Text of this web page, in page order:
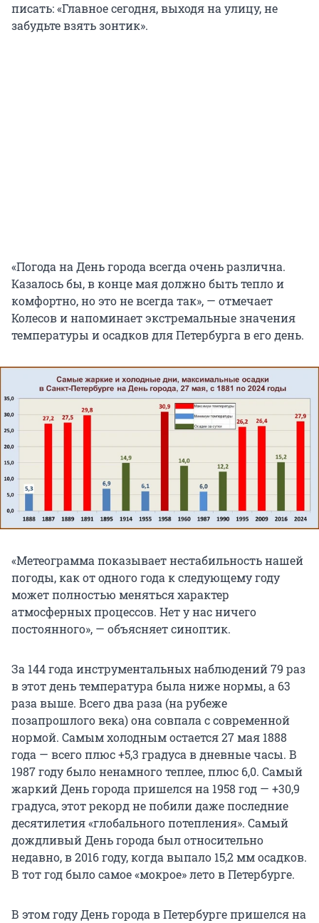
писать: «Главное сегодня, выходя на улицу, не
забудьте взять зонтик».
«Погода на День города всегда очень различна.
Казалось бы, в конце мая должно быть тепло и
комфортно, но это не всегда так», — отмечает
Колесов и напоминает экстремальные значения
температуры и осадков для Петербурга в его день.
«Метеограмма показывает нестабильность нашей
погоды, как от одного года к следующему году
может полностью меняться характер
атмосферных процессов. Нет у нас ничего
постоянного», — объясняет синоптик.
За 144 года инструментальных наблюдений 79 раз
в этот день температура была ниже нормы, а 63
раза выше. Всего два раза (на рубеже
позапрошлого века) она совпала с современной
нормой. Самым холодным остается 27 мая 1888
года — всего плюс +5,3 градуса в дневные часы. В
1987 году было ненамного теплее, плюс 6,0. Самый
жаркий День города пришелся на 1958 год — +30,9
градуса, этот рекорд не побили даже последние
десятилетия «глобального потепления». Самый
дождливый День города был относительно
недавно, в 2016 году, когда выпало 15,2 мм осадков.
В тот год было самое «мокрое» лето в Петербурге.
В этом году День города в Петербурге пришелся на